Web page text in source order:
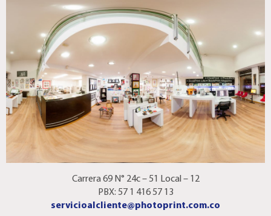
Carrera 69 N° 24c – 51 Local – 12
PBX: 57 1 416 57 13
servicioalcliente@photoprint.com.co